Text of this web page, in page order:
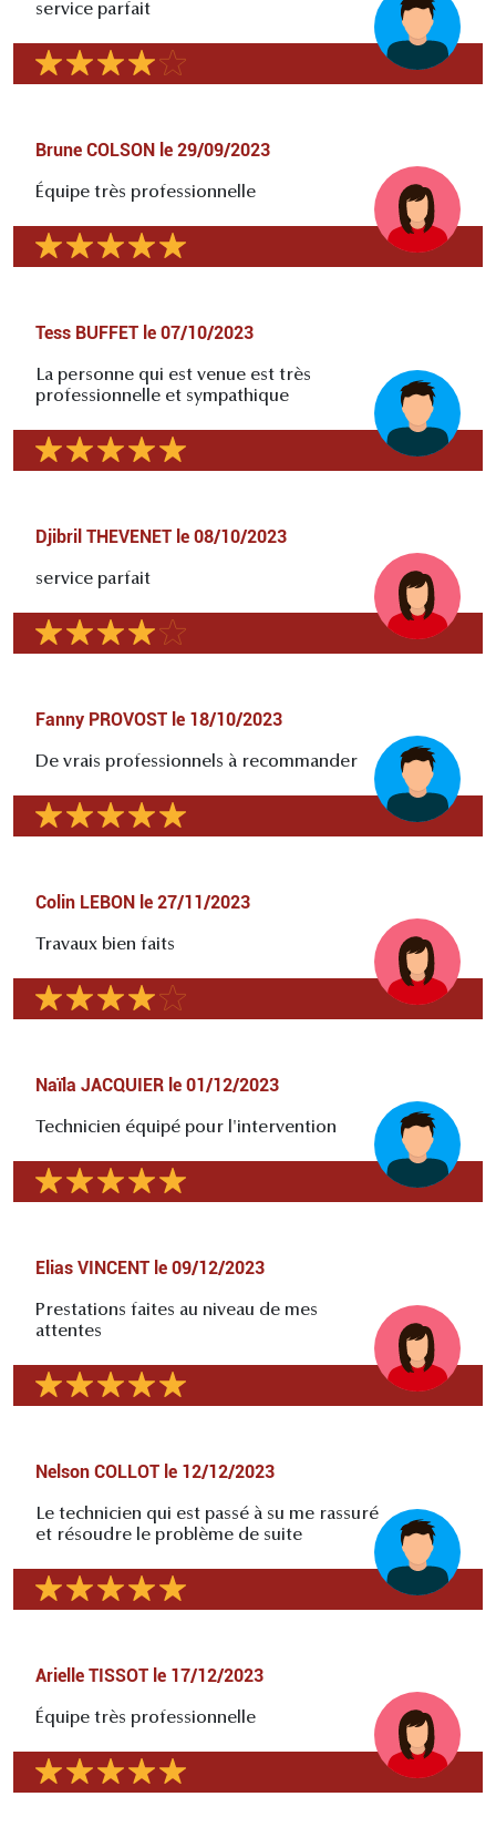
service parfait
Brune COLSON le 29/09/2023
Équipe très professionnelle
Tess BUFFET le 07/10/2023
La personne qui est venue est très
professionnelle et sympathique
Djibril THEVENET le 08/10/2023
service parfait
Fanny PROVOST le 18/10/2023
De vrais professionnels à recommander
Colin LEBON le 27/11/2023
Travaux bien faits
Naïla JACQUIER le 01/12/2023
Technicien équipé pour l'intervention
Elias VINCENT le 09/12/2023
Prestations faites au niveau de mes
attentes
Nelson COLLOT le 12/12/2023
Le technicien qui est passé à su me rassuré
et résoudre le problème de suite
Arielle TISSOT le 17/12/2023
Équipe très professionnelle